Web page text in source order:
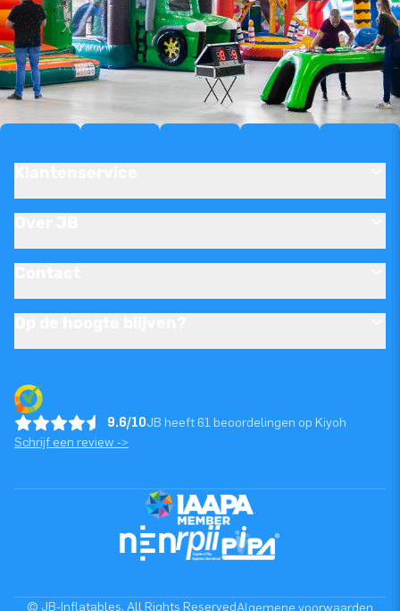
9.6/10JB heeft 61 beoordelingen op Kiyoh
Schrijf een review ->
© JB-Inflatables. All Rights ReservedAlgemene voorwaarden